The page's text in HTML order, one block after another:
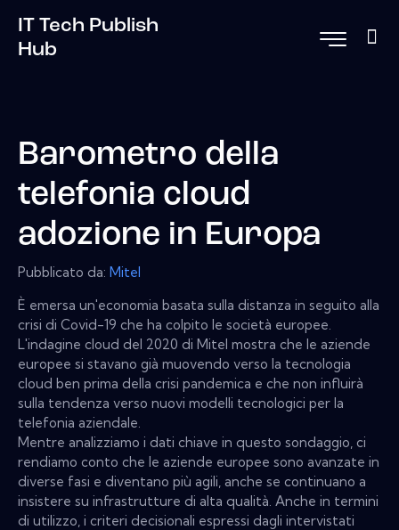
IT Tech Publish
Hub
Barometro della
telefonia cloud
adozione in Europa
Pubblicato da: Mitel
È emersa un'economia basata sulla distanza in seguito alla
crisi di Covid-19 che ha colpito le società europee.
L'indagine cloud del 2020 di Mitel mostra che le aziende
europee si stavano già muovendo verso la tecnologia
cloud ben prima della crisi pandemica e che non influirà
sulla tendenza verso nuovi modelli tecnologici per la
telefonia aziendale.
Mentre analizziamo i dati chiave in questo sondaggio, ci
rendiamo conto che le aziende europee sono avanzate in
diverse fasi e diventano più agili, anche se continuano a
insistere su infrastrutture di alta qualità. Anche in termini
di utilizzo, i criteri decisionali espressi dagli intervistati